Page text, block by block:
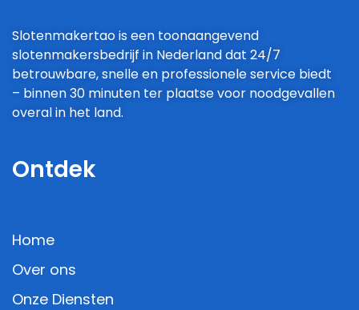
Slotenmakertao is een toonaangevend
slotenmakersbedrijf in Nederland dat 24/7
betrouwbare, snelle en professionele service biedt
– binnen 30 minuten ter plaatse voor noodgevallen
overal in het land.
Ontdek
Home
Over ons
Onze Diensten